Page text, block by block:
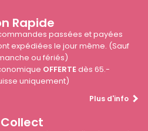
Rapide
passées et payées
expédiées le jour même. (Sauf
ou fériés)
OFFERTEdès 65.-
uniquement)
Plus d'info